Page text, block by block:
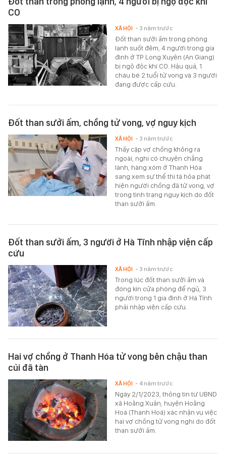
CO
Đốt than sưởi ấm trong phòng
lạnh suốt đêm, 4 người trong gia
đình ở TP Long Xuyên (An Giang)
bị ngộ độc khí CO. Hậu quả, 1
cháu bé 2 tuổi tử vong và 3 người
đang được cấp cứu.
XÃ HỘI - 3 năm trước
Đốt than sưởi ấm, chồng tử vong, vợ nguy kịch
Thấy cặp vợ chồng không ra
ngoài, nghi có chuyện chẳng
lành, hàng xóm ở Thanh Hóa
sang xem sự thể thì tá hỏa phát
hiện người chồng đã tử vong, vợ
trong tình trạng nguy kịch do đốt
than sưởi ấm.
XÃ HỘI - 3 năm trước
Đốt than sưởi ấm, 3 người ở Hà Tĩnh nhập viện cấp
cứu
Trong lúc đốt than sưởi ấm và
đóng kín cửa phòng để ngủ, 3
người trong 1 gia đình ở Hà Tĩnh
phải nhập viện cấp cứu.
XÃ HỘI - 3 năm trước
Hai vợ chồng ở Thanh Hóa tử vong bên chậu than
củi đã tàn
Ngày 2/1/2023, thông tin từ UBND
xã Hoằng Xuân, huyện Hoằng
Hoá (Thanh Hoá) xác nhận vụ việc
hai vợ chồng tử vong nghi do đốt
than sưởi ấm.
XÃ HỘI - 4 năm trước